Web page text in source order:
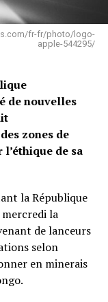
fr-fr/photo/logo-
apple-544295/
de nouvelles
zones de
de sa
la République
la
de lanceurs
selon
en minerais